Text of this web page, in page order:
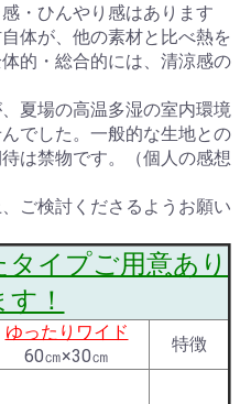
・ひんやり感はあります
体が、他の素材と比べ熱を
的・総合的には、清涼感の
夏場の高温多湿の室内環境
でした。一般的な生地との
は禁物です。（個人の感想
ご検討くださるようお願い
イプご用意あり
す！
ゆったりワイド
60㎝×30㎝
特徴